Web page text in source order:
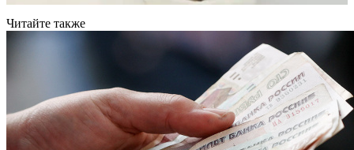
Читайте также